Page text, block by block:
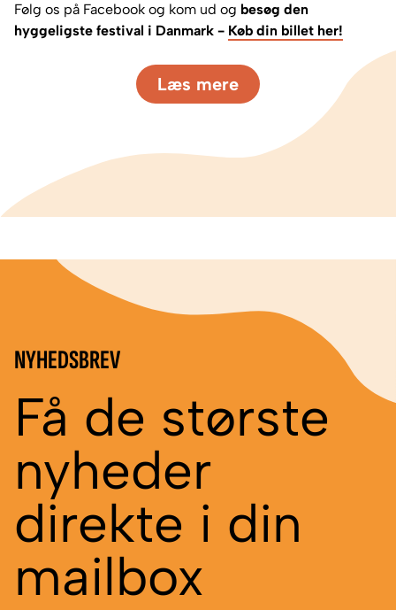
Følg os på Facebook og kom ud og besøg den
hyggeligste festival i Danmark - Køb din billet her!
Læs mere
NYHEDSBREV
Få de største
nyheder
direkte i din
mailbox